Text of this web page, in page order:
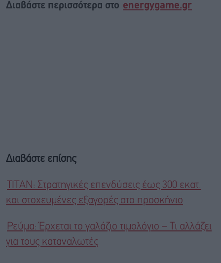
Διαβάστε περισσότερα στο energygame.gr
Διαβάστε επίσης
ΤΙΤΑΝ: Στρατηγικές επενδύσεις έως 300 εκατ.
και στοχευμένες εξαγορές στο προσκήνιο
Ρεύμα: Έρχεται το γαλάζιο τιμολόγιο – Τι αλλάζει
για τους καταναλωτές